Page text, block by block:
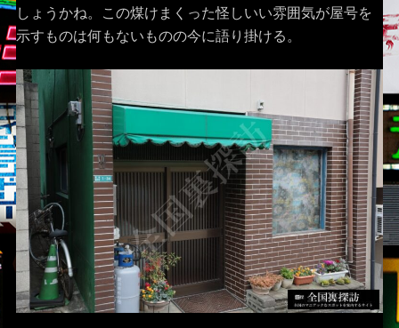
しょうかね。この煤けまくった怪しいい雰囲気が屋号を
示すものは何もないものの今に語り掛ける。